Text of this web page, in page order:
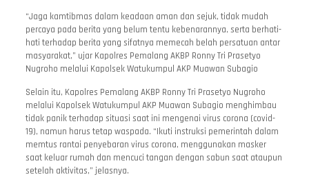
“Jaga kamtibmas dalam keadaan aman dan sejuk, tidak mudah
percaya pada berita yang belum tentu kebenarannya, serta berhati-
hati terhadap berita yang sifatnya memecah belah persatuan antar
masyarakat,” ujar Kapolres Pemalang AKBP Ronny Tri Prasetyo
Nugroho melalui Kapolsek Watukumpul AKP Muawan Subagio
Selain itu, Kapolres Pemalang AKBP Ronny Tri Prasetyo Nugroho
melalui Kapolsek Watukumpul AKP Muawan Subagio menghimbau
tidak panik terhadap situasi saat ini mengenai virus corona (covid-
19), namun harus tetap waspada. “Ikuti instruksi pemerintah dalam
memtus rantai penyebaran virus corona, menggunakan masker
saat keluar rumah dan mencuci tangan dengan sabun saat ataupun
setelah aktivitas,” jelasnya.